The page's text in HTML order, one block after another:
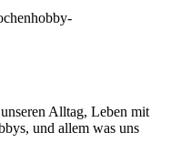
hobby-
Alltag, Leben mit
und allem was uns